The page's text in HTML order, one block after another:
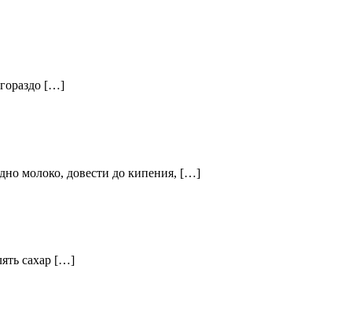
гораздо […]
молоко, довести до кипения, […]
сахар […]